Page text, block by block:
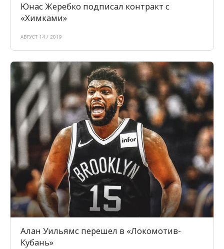
Юнас Жеребко подписал контракт с
«Химками»
АВГУСТ 14 / 2019
Алан Уильямс перешел в «Локомотив-
Кубань»